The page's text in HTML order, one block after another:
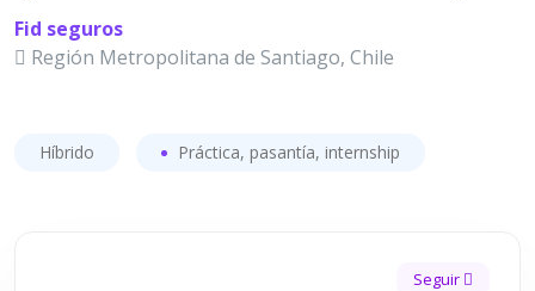
Fid seguros
Región Metropolitana de Santiago, Chile
Híbrido Práctica, pasantía, internship
Seguir